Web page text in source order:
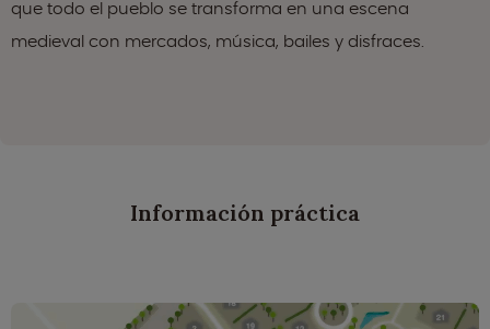
que todo el pueblo se transforma en una escena
medieval con mercados, música, bailes y disfraces.
Información práctica